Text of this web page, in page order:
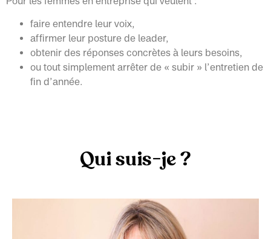
faire entendre leur voix,
affirmer leur posture de leader,
obtenir des réponses concrètes à leurs besoins,
ou tout simplement arrêter de « subir » l’entretien de
fin d’année.
Qui suis-je ?